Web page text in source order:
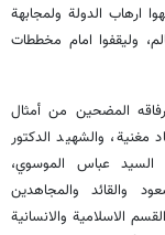
ارهاب الدولة ولمجابهة
وليقفوا امام مخططات
المضحين من أمثال
مغنية، والشهيد الدكتور
السيد عباس الموسوي،
والقائد والمجاهدين
الاسلامية والانسانية